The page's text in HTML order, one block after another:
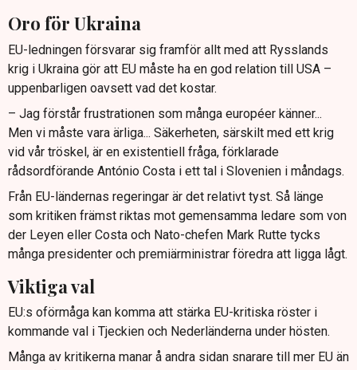
Oro för Ukraina
EU-ledningen försvarar sig framför allt med att Rysslands
krig i Ukraina gör att EU måste ha en god relation till USA –
uppenbarligen oavsett vad det kostar.
– Jag förstår frustrationen som många européer känner...
Men vi måste vara ärliga... Säkerheten, särskilt med ett krig
vid vår tröskel, är en existentiell fråga, förklarade
rådsordförande António Costa i ett tal i Slovenien i måndags.
Från EU-ländernas regeringar är det relativt tyst. Så länge
som kritiken främst riktas mot gemensamma ledare som von
der Leyen eller Costa och Nato-chefen Mark Rutte tycks
många presidenter och premiärministrar föredra att ligga lågt.
Viktiga val
EU:s oförmåga kan komma att stärka EU-kritiska röster i
kommande val i Tjeckien och Nederländerna under hösten.
Många av kritikerna manar å andra sidan snarare till mer EU än